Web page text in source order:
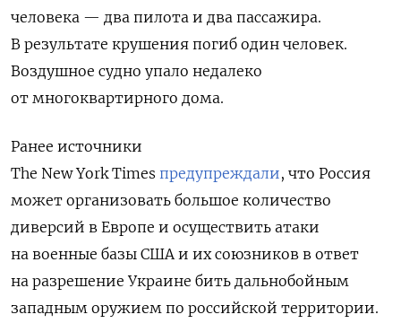
человека — два пилота и два пассажира.
В результате крушения погиб один человек.
Воздушное судно упало недалеко
от многоквартирного дома.
Ранее источники
The New York Times предупреждали, что Россия
может организовать большое количество
диверсий в Европе и осуществить атаки
на военные базы США и их союзников в ответ
на разрешение Украине бить дальнобойным
западным оружием по российской территории.